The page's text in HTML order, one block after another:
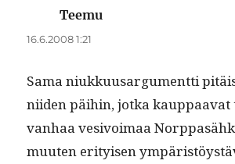
Teemu
16.6.2008 1:21
Sama niukku­usar­gu­ment­ti
niiden päi­hin, jot­ka kaup­paa­vat
van­haa vesivoimaa
muuten eri­tyisen